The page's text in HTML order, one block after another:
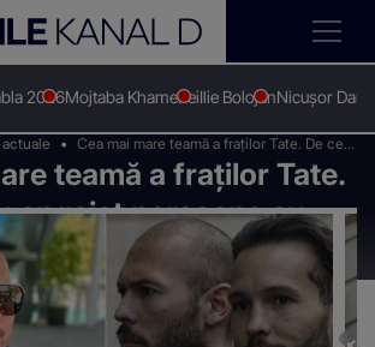
2026Mojtaba KhameneiIlie BolojanNicușor Dan
Cea mai mare teamă a fraților Tate. De ce
și-au angajat persoane cu pregătire
militară ca să îi păzească?
teamă a fraților Tate.
angajat persoane cu
ca să îi păzească?